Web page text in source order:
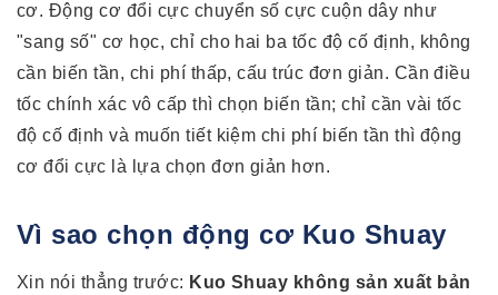
cơ. Động cơ đổi cực chuyển số cực cuộn dây như
"sang số" cơ học, chỉ cho hai ba tốc độ cố định, không
cần biến tần, chi phí thấp, cấu trúc đơn giản. Cần điều
tốc chính xác vô cấp thì chọn biến tần; chỉ cần vài tốc
độ cố định và muốn tiết kiệm chi phí biến tần thì động
cơ đổi cực là lựa chọn đơn giản hơn.
Vì sao chọn động cơ Kuo Shuay
Xin nói thẳng trước: Kuo Shuay không sản xuất bản